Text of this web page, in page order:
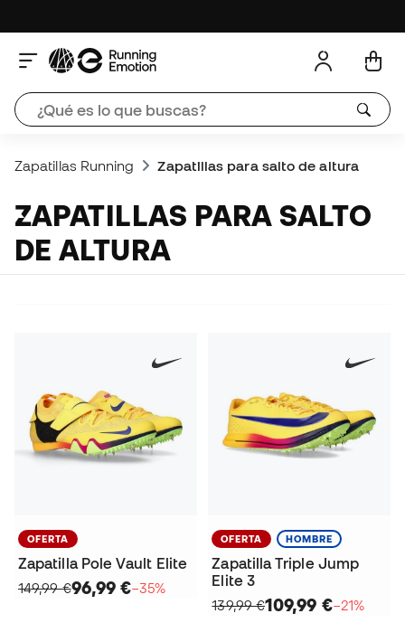
Zapatillas Running Zapatillas para salto de altura
ZAPATILLAS PARA SALTO
DE ALTURA
OFERTA
Zapatilla Pole Vault Elite
149,99 €96,99 €−35%
OFERTA HOMBRE
Zapatilla Triple Jump
Elite 3
139,99 €109,99 €−21%